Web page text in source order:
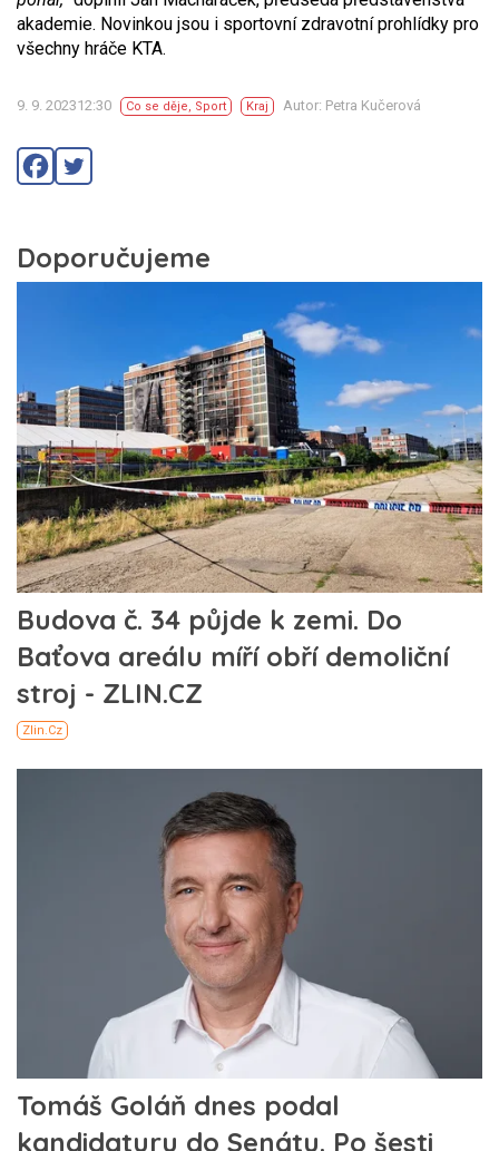
akademie. Novinkou jsou i sportovní zdravotní prohlídky pro
všechny hráče KTA.
9. 9. 202312:30 Co se děje, Sport Kraj Autor: Petra Kučerová